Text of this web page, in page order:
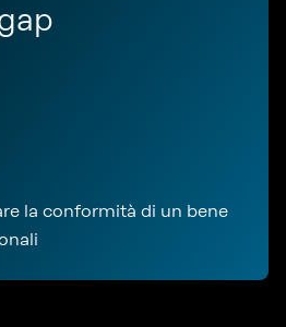
la conformità di un bene